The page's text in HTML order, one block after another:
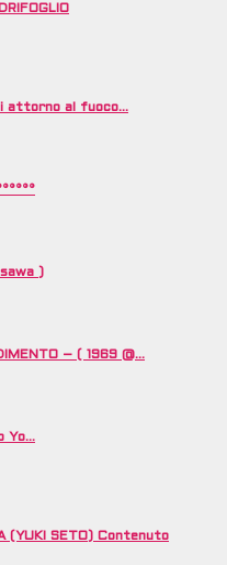
attorno al fuoco…
)
– ( 1969 @…
Yo…
(YUKI SETO) Contenuto